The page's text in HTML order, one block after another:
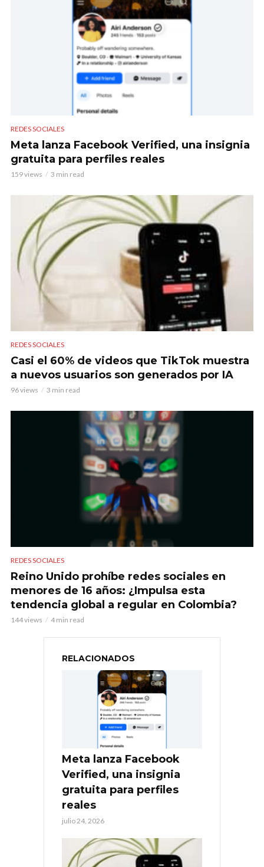
REDES SOCIALES
Meta lanza Facebook Verified, una insignia
gratuita para perfiles reales
159 views 3 min read
REDES SOCIALES
Casi el 60% de videos que TikTok muestra
a nuevos usuarios son generados por IA
96 views 3 min read
REDES SOCIALES
Reino Unido prohíbe redes sociales en
menores de 16 años: ¿Impulsa esta
tendencia global a regular en Colombia?
144 views 4 min read
RELACIONADOS
Meta lanza Facebook
Verified, una insignia
gratuita para perfiles
reales
julio 24, 2026